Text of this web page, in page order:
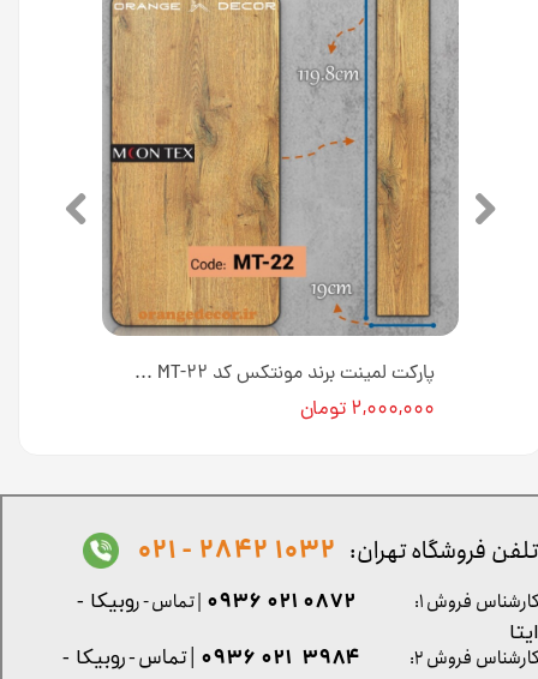
پارکت لمینت برند مونتکس کد MT-۲۲ عرض ۱۹ سانت
۲,۰۰۰,۰۰۰ تومان
تلفن فروشگاه تهران: 1032 2842 - 021
کارشناس فروش ۱: 0872 021 0936 | تماس - روبیکا -
ایتا
کارشناس فروش ۲:
۳۹۸۴ ۰۲۱ ۰۹۳۶ | تماس - روبیکا -